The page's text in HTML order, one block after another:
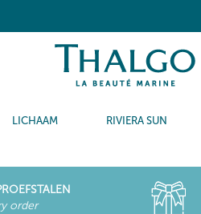
LICHAAM RIVIERA SUN
order